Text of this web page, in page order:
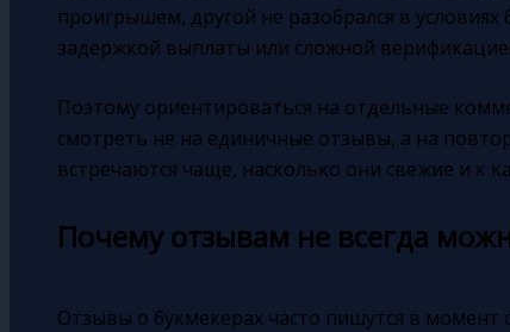
проигрышем, другой не разобрался в условиях
задержкой выплаты или сложной
Поэтому ориентироваться на отдельные
смотреть не на единичные отзывы, а на
встречаются чаще, насколько они свежие и к
Почему отзывам не всегда
Отзывы о букмекерах часто пишутся в